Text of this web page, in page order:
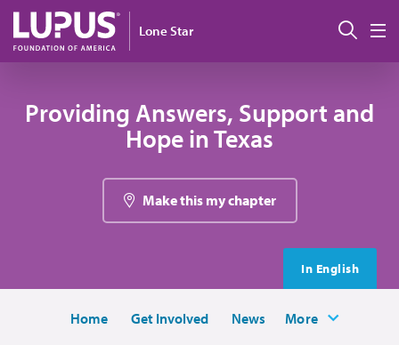
Pasar al contenido principal
Lone Star
Providing Answers, Support and
Hope in Texas
Make this my chapter
In English
Home Get Involved News More